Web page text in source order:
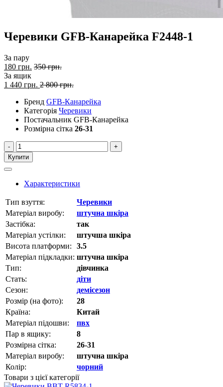
Черевики GFB-Канарейка F2448-1
За пару
180 грн. 350 грн.
За ящик
1 440 грн. 2 800 грн.
Бренд GFB-Канарейка
Категорія Черевики
Постачальник GFB-Канарейка
Розмірна сітка 26-31
-
+
Купити
Характеристики
Тип взуття:
Черевики
Матеріал виробу:
штучна шкіра
Застібка:
так
Матеріал устілки:
штучша шкіра
Висота платформи:
3.5
Матеріал підкладки: штучна шкіра
Тип:
дівчинка
Стать:
діти
Сезон:
демісезон
Розмір (на фото):
28
Країна:
Китай
Матеріал підошви:
пвх
Пар в ящику:
8
Розмірна сітка:
26-31
Матеріал виробу:
штучна шкіра
Колір:
чорний
Товари з цієї категорії